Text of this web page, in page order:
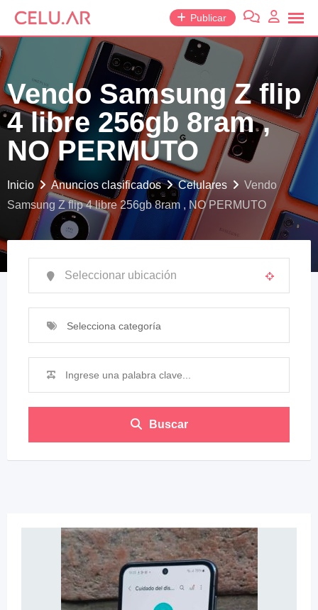
saltar
contenido
Publicar
Vendo Samsung Z flip
4 libre 256gb 8ram ,
NO PERMUTO
Inicio Anuncios clasificados Celulares
Vendo
Samsung Z flip 4 libre 256gb 8ram , NO PERMUTO
Selecciona categoría
Buscar